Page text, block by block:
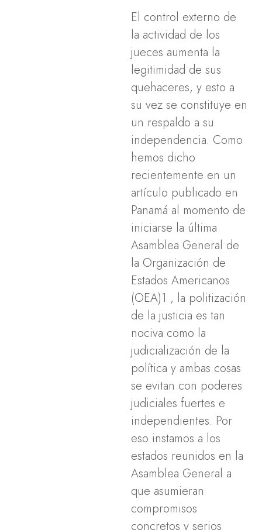
El control externo de
la actividad de los
jueces aumenta la
legitimidad de sus
quehaceres, y esto a
su vez se constituye en
un respaldo a su
independencia. Como
hemos dicho
recientemente en un
artículo publicado en
Panamá al momento de
iniciarse la última
Asamblea General de
la Organización de
Estados Americanos
(OEA)1 , la politización
de la justicia es tan
nociva como la
judicialización de la
política y ambas cosas
se evitan con poderes
judiciales fuertes e
independientes. Por
eso instamos a los
estados reunidos en la
Asamblea General a
que asumieran
compromisos
concretos y serios